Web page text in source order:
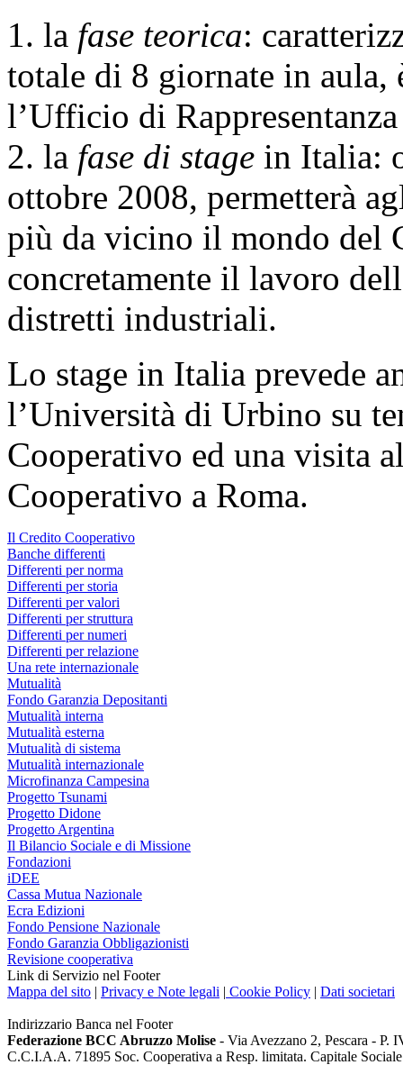
1. la fase teorica:
totale di 8 giornate in aula,
l’Ufficio di
2. la fase di stage in Italia:
ottobre 2008, permetterà
più da vicino il mondo del
concretamente il lavoro
distretti industriali.
Lo stage in Italia prevede
l’Università di Urbino su
Cooperativo ed una visita
Cooperativo a Roma.
Il Credito Cooperativo
Banche differenti
Differenti per norma
Differenti per storia
Differenti per valori
Differenti per struttura
Differenti per numeri
Differenti per relazione
Una rete internazionale
Mutualità
Fondo Garanzia Depositanti
Mutualità interna
Mutualità esterna
Mutualità di sistema
Mutualità internazionale
Microfinanza Campesina
Progetto Tsunami
Progetto Didone
Progetto Argentina
Il Bilancio Sociale e di Missione
Fondazioni
iDEE
Cassa Mutua Nazionale
Ecra Edizioni
Fondo Pensione Nazionale
Fondo Garanzia Obbligazionisti
Revisione cooperativa
Link di Servizio nel Footer
Mappa del sito | Privacy e Note legali | Cookie Policy | Dati societari
Indirizzario Banca nel Footer
Federazione BCC Abruzzo Molise - Via Avezzano 2, Pescara - P.
C.C.I.A.A. 71895 Soc. Cooperativa a Resp. limitata. Capitale